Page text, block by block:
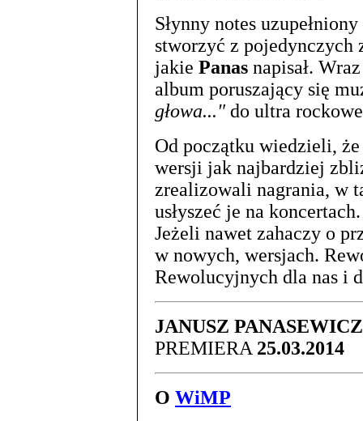
Słynny notes
stworzyć z pojedynczych
jakie Panas napisał.
album poruszający się
głowa..." do ultra
Od początku wiedzieli,
wersji jak najbardziej
zrealizowali nagrania, w
usłyszeć je na
Jeżeli nawet zahaczy o
w nowych, wersjach.
Rewolucyjnych dla nas i
JANUSZ PANASEWICZ
PREMIERA 25.03.2014
O WiMP